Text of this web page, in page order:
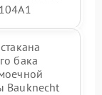
бака
Bauknecht